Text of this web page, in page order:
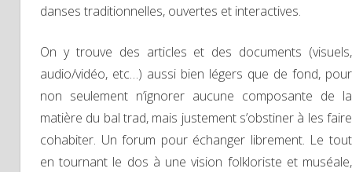
danses traditionnelles, ouvertes et interactives.
On y trouve des articles et des documents (visuels,
audio/vidéo, etc…) aussi bien légers que de fond, pour
non seulement n’ignorer aucune composante de la
matière du bal trad, mais justement s’obstiner à les faire
cohabiter. Un forum pour échanger librement. Le tout
en tournant le dos à une vision folkloriste et muséale,